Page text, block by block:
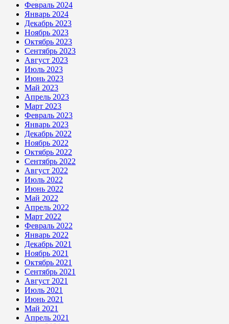
Февраль 2024
Январь 2024
Декабрь 2023
Ноябрь 2023
Октябрь 2023
Сентябрь 2023
Август 2023
Июль 2023
Июнь 2023
Май 2023
Апрель 2023
Март 2023
Февраль 2023
Январь 2023
Декабрь 2022
Ноябрь 2022
Октябрь 2022
Сентябрь 2022
Август 2022
Июль 2022
Июнь 2022
Май 2022
Апрель 2022
Март 2022
Февраль 2022
Январь 2022
Декабрь 2021
Ноябрь 2021
Октябрь 2021
Сентябрь 2021
Август 2021
Июль 2021
Июнь 2021
Май 2021
Апрель 2021